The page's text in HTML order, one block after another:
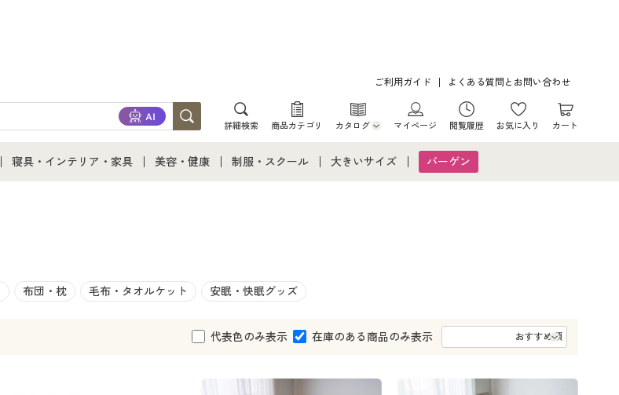
ご利用ガイド よくある質問とお問い合わせ
詳細検索 商品カテゴリ カタログ
カタログ・チラシからのご注文
マイページ 閲覧履歴 お気に入り カート
寝具・インテリア・家具 美容・健康 制服・スクール 大きいサイズ
大きいサイズ 事務・制服
バーゲン
布団・枕 毛布・タオルケット 安眠・快眠グッズ
代表色のみ表示 在庫のある商品のみ表示